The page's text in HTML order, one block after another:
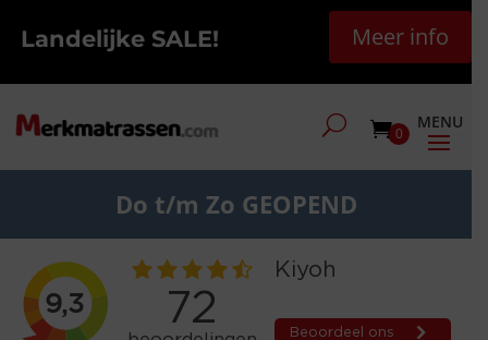
Landelijke SALE! Meer info
0
Do t/m Zo GEOPEND